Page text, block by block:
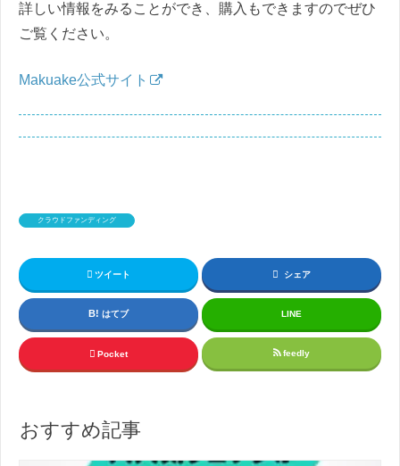
詳しい情報をみることができ、購入もできますのでぜひ
ご覧ください。
Makuake公式サイト
クラウドファンディング
ツイート シェア
はてブ LINE
Pocket feedly
おすすめ記事